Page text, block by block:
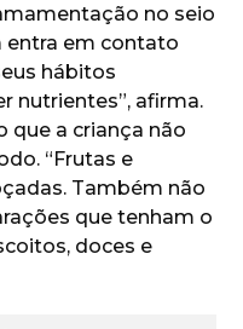
no seio
entra em contato
hábitos
nutrientes”, afirma.
que a criança não
“Frutas e
Também não
que tenham o
doces e